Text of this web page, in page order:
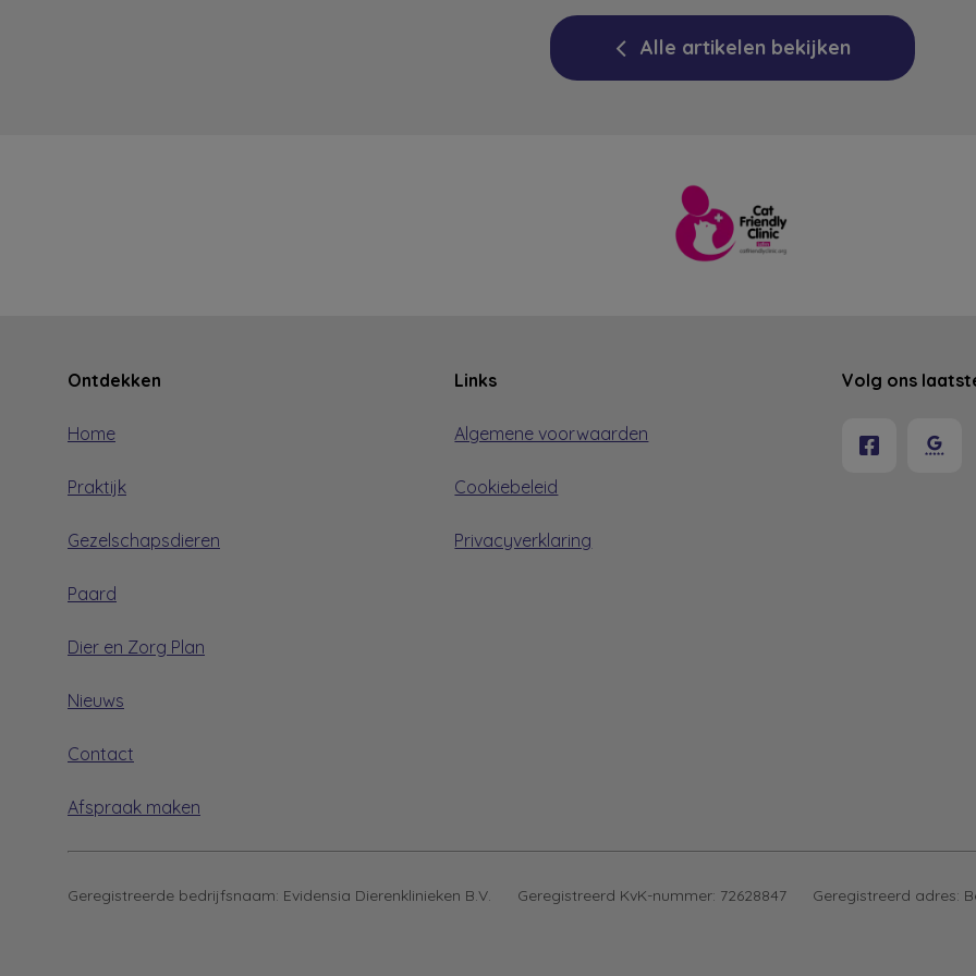
Alle artikelen bekijken
Ontdekken
Home
Praktijk
Gezelschapsdieren
Paard
Dier en Zorg Plan
Nieuws
Contact
Afspraak maken
Links
Algemene voorwaarden
Cookiebeleid
Privacyverklaring
Volg ons
Geregistreerde bedrijfsnaam: Evidensia Dierenklinieken B.V. Geregistreerd KvK-nummer: 72628847 Geregistreerd adres: